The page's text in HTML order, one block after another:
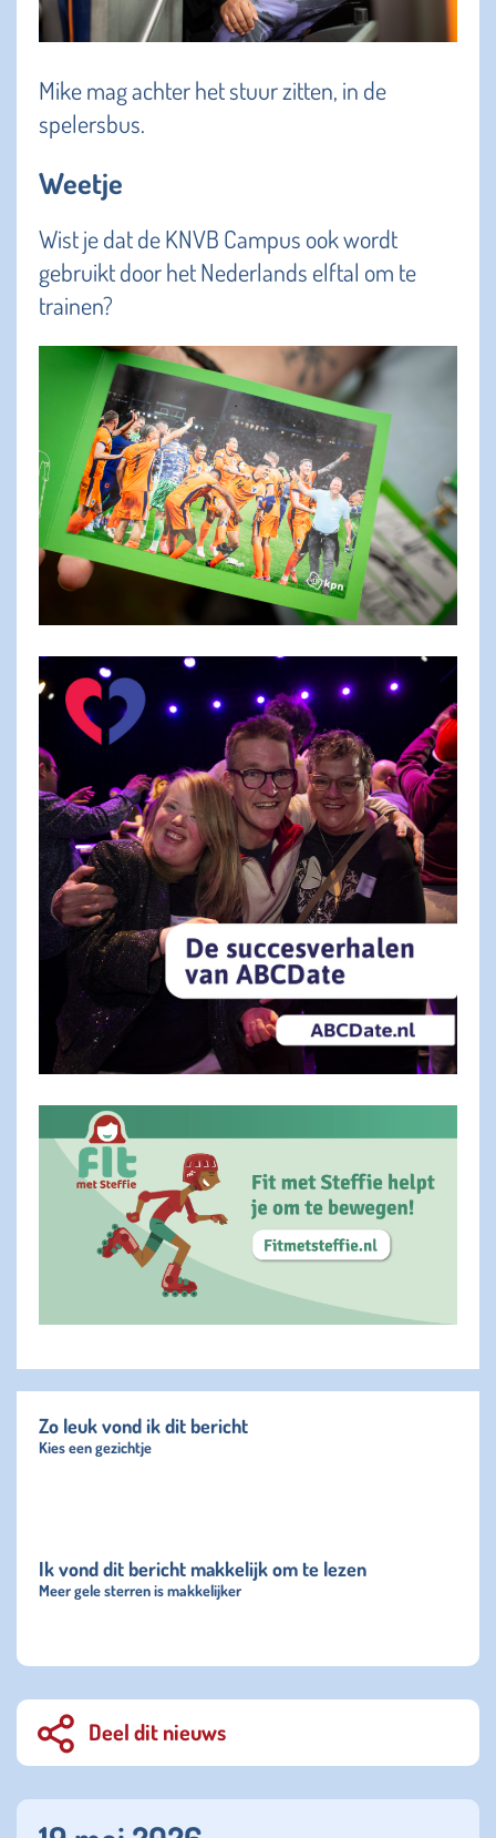
Mike mag achter het stuur zitten, in de
spelersbus.
Weetje
Wist je dat de KNVB Campus ook wordt
gebruikt door het Nederlands elftal om te
trainen?
Zo leuk vond ik dit bericht
Kies een gezichtje
Ik vond dit bericht makkelijk om te lezen
Meer gele sterren is makkelijker
Deel dit nieuws